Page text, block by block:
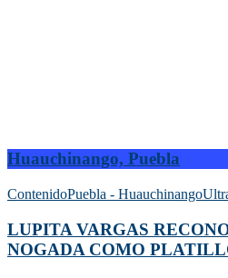
Huauchinango, Puebla
ContenidoPuebla - Huauchinango
LUPITA VARGAS
NOGADA COMO